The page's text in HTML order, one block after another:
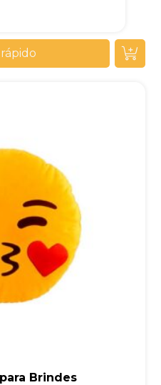
Brindes